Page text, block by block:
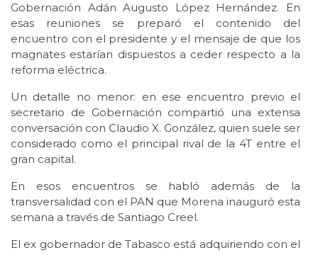
Gobernación Adán Augusto López Hernández. En
esas reuniones se preparó el contenido del
encuentro con el presidente y el mensaje de que los
magnates estarían dispuestos a ceder respecto a la
reforma eléctrica.
Un detalle no menor: en ese encuentro previo el
secretario de Gobernación compartió una extensa
conversación con Claudio X. González, quien suele ser
considerado como el principal rival de la 4T entre el
gran capital.
En esos encuentros se habló además de la
transversalidad con el PAN que Morena inauguró esta
semana a través de Santiago Creel.
El ex gobernador de Tabasco está adquiriendo con el